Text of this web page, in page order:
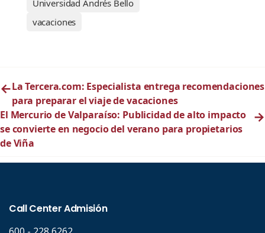
Universidad Andrés Bello
vacaciones
←La Tercera.com: Especialista entrega recomendaciones
para preparar el viaje de vacaciones
El Mercurio de Valparaíso: Publicidad de alto impacto
se convierte en negocio del verano para propietarios
de Viña
→